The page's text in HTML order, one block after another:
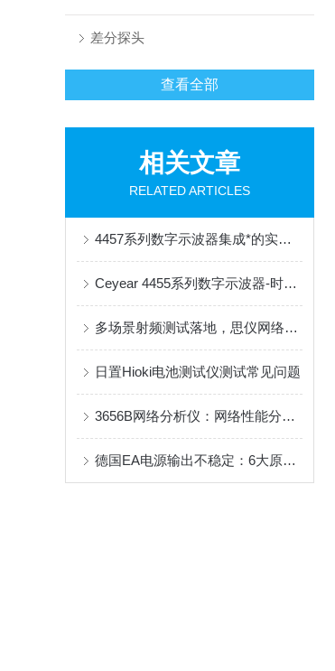
差分探头
查看全部
相关文章
RELATED ARTICLES
4457系列数字示波器集成*的实时频谱分析功能
Ceyear 4455系列数字示波器-时域高精度测试好帮手
多场景射频测试落地，思仪网络分析仪助力器件性能评估
日置Hioki电池测试仪测试常见问题
3656B网络分析仪：网络性能分析的得力助手
德国EA电源输出不稳定：6大原因与对应解决方案